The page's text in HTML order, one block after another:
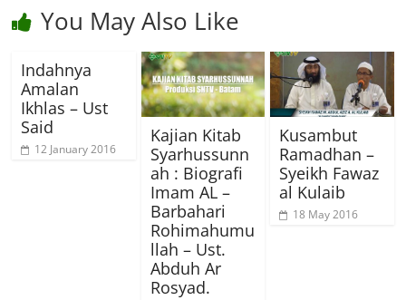
You May Also Like
Indahnya
Amalan
Ikhlas – Ust
Said
12 January 2016
Kajian Kitab
Syarhussunn
ah : Biografi
Imam AL –
Barbahari
Rohimahumu
llah – Ust.
Abduh Ar
Rosyad.
Kusambut
Ramadhan –
Syeikh Fawaz
al Kulaib
18 May 2016